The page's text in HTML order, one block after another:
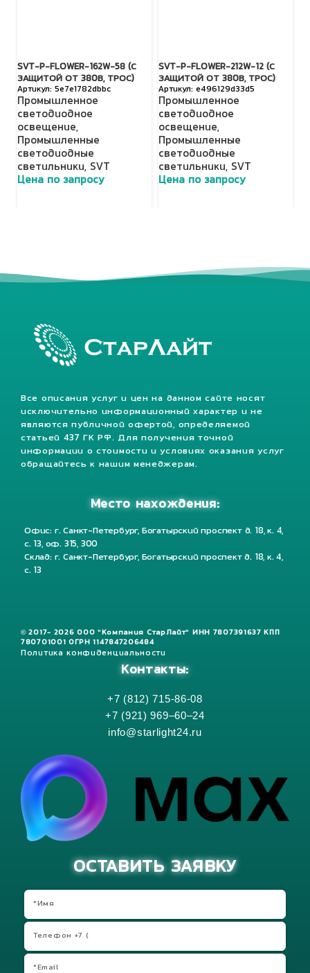
SVT-P-FLOWER-162W-58 (С
ЗАЩИТОЙ ОТ 380В, ТРОС)
5e7e1782dbbc
Промышленное
светодиодное
освещение,
Промышленные
светодиодные
светильники, SVT
Цена по запросу
SVT-P-FLOWER-212W-12 (С
ЗАЩИТОЙ ОТ 380В, ТРОС)
e496129d33d5
Промышленное
светодиодное
освещение,
Промышленные
светодиодные
светильники, SVT
Цена по запросу
Все описания услуг и цен на данном сайте носят
исключительно информационный характер и не
являются публичной офертой, определяемой
статьей 437 ГК РФ. Для получения точной
информации о стоимости и условиях оказания услуг
обращайтесь к нашим менеджерам.
Место нахождения:
Офис: г. Санкт-Петербург, Богатырский проспект д. 18, к. 4,
с. 13, оф. 315, 300
Склад: г. Санкт-Петербург, Богатырский проспект д. 18, к. 4,
с. 13
© 2017- 2026 ООО "Компания СтарЛайт" ИНН 7807391637 КПП
780701001 ОГРН 1147847206484
Политика конфиденциальности
Контакты:
+7 (812) 715-86-08
+7 (921) 969–60–24
info@starlight24.ru
ОСТАВИТЬ ЗАЯВКУ